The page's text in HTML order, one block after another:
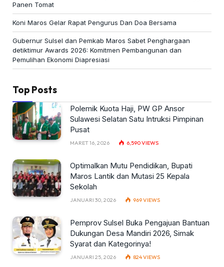
Panen Tomat
Koni Maros Gelar Rapat Pengurus Dan Doa Bersama
Gubernur Sulsel dan Pemkab Maros Sabet Penghargaan
detiktimur Awards 2026: Komitmen Pembangunan dan
Pemulihan Ekonomi Diapresiasi
Top Posts
Polemik Kuota Haji, PW GP Ansor
Sulawesi Selatan Satu Intruksi Pimpinan
Pusat
MARET 16, 2026 6,590VIEWS
Optimalkan Mutu Pendidikan, Bupati
Maros Lantik dan Mutasi 25 Kepala
Sekolah
JANUARI 30, 2026 969VIEWS
Pemprov Sulsel Buka Pengajuan Bantuan
Dukungan Desa Mandiri 2026, Simak
Syarat dan Kategorinya!
JANUARI 25, 2026 824VIEWS